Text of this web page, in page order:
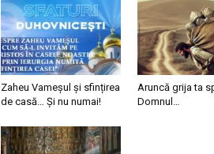
Zaheu Vameșul și sfințirea
de casă… Și nu numai!
Aruncă grija ta
Domnul…